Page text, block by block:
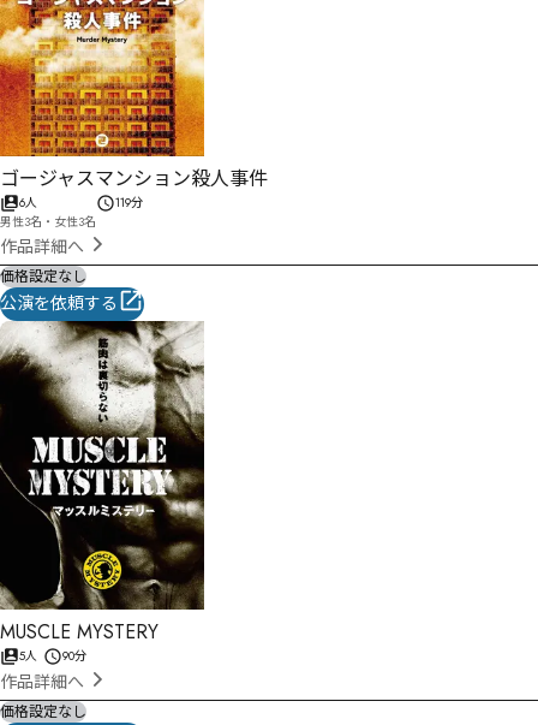
ゴージャスマンション殺人事件
6人
男性3名・女性3名
119分
作品詳細へ
価格設定なし
公演を依頼する
MUSCLE MYSTERY
5人 90分
作品詳細へ
価格設定なし